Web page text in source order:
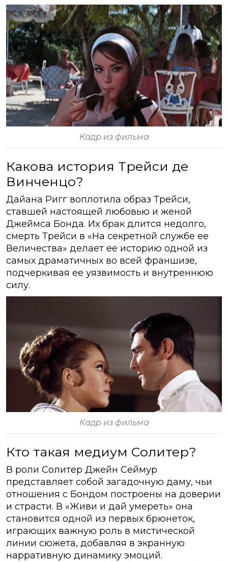
Кадр из фильма
Какова история Трейси де
Винченцо?
Дайана Ригг воплотила образ Трейси,
ставшей настоящей любовью и женой
Джеймса Бонда. Их брак длится недолго,
смерть Трейси в «На секретной службе ее
Величества» делает ее историю одной из
самых драматичных во всей франшизе,
подчеркивая ее уязвимость и внутреннюю
силу.
Кадр из фильма
Кто такая медиум Солитер?
В роли Солитер Джейн Сеймур
представляет собой загадочную даму, чьи
отношения с Бондом построены на доверии
и страсти. В «Живи и дай умереть» она
становится одной из первых брюнеток,
играющих важную роль в мистической
линии сюжета, добавляя в экранную
нарративную динамику эмоций.